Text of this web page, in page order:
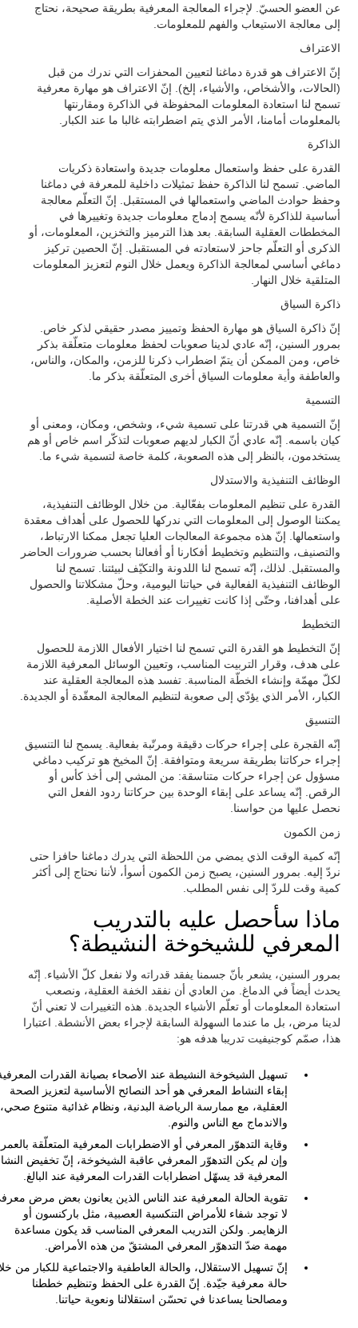
عن العضو الحسيّ. لإجراء المعالجة المعرفية بطريقة صحيحة، نحتاج
إلى معالجة الاستيعاب والفهم للمعلومات.
الاعتراف
إنّ الاعتراف هو قدرة دماغنا لتعيين المحفزات التي ندرك من قبل
(الحالات، والأشخاص، والأشياء، إلخ). إنّ الاعتراف هو مهارة معرفية
تسمح لنا استعادة المعلومات المحفوظة في الذاكرة ومقارنتها
بالمعلومات أمامنا، الأمر الذي يتم اضطرابته غالبا ما عند الكبار.
الذاكرة
القدرة على حفظ واستعمال معلومات جديدة واستعادة ذكريات
الماضي. تسمح لنا الذاكرة حفظ تمثيلات داخلية للمعرفة في دماغنا
وحفظ حوادث الماضي واستعمالها في المستقبل. إنّ التعلّم معالجة
أساسية للذاكرة لأنّه يسمح إدماج معلومات جديدة وتغييرها في
المخططات العقلية السابقة. بعد هذا الترميز والتخزين، المعلومات، أو
الذكرى أو التعلّم جاحز لاستعادته في المستقبل. إنّ الحصين تركيز
دماغي أساسي لمعالجة الذاكرة ويعمل خلال النوم لتعزيز المعلومات
المتلقية خلال النهار.
ذاكرة السياق
إنّ ذاكرة السياق هو مهارة الحفظ وتمييز مصدر حقيقي لذكر خاص.
بمرور السنين، إنّه عادي لدينا صعوبات لحفظ معلومات متعلّقة بذكر
خاص، ومن الممكن أن يتمّ اضطراب ذكرنا للزمن، والمكان، والناس،
والعاطفة وأية معلومات السياق أخرى المتعلّقة بذكر ما.
التسمية
إنّ التسمية هي قدرتنا على تسمية شيء، وشخص، ومكان، ومعنى أو
كيان باسمه. إنّه عادي أنّ الكبار لديهم صعوبات لتذكّر اسم خاص أو هم
يستخدمون، بالنظر إلى هذه الصعوبة، كلمة خاصة لتسمية شيء ما.
الوظائف التنفيذية والاستدلال
القدرة على تنظيم المعلومات بفعّالية. من خلال الوظائف التنفيذية،
يمكننا الوصول إلى المعلومات التي ندركها للحصول على أهداف معقدة
واستعمالها. إنّ هذه مجموعة المعالجات العليا تجعل ممكنا الارتباط،
والتصنيف، والتنظيم وتخطيط أفكارنا أو أفعالنا بحسب ضرورات الحاضر
والمستقبل. لذلك، إنّه تسمح لنا اللدونة والتكيّف لبيئتنا. تسمح لنا
الوظائف التنفيذية الفعالية في حياتنا اليومية، وحلّ مشكلاتنا والحصول
على أهدافنا، وحتّى إذا كانت تغييرات عند الخطة الأصلية.
التخطيط
إنّ التخطيط هو القدرة التي تسمح لنا اختيار الأفعال اللازمة للحصول
على هدف، وقرار التربيت المناسب، وتعيين الوسائل المعرفية اللازمة
لكلّ مهمّة وإنشاء الخطّة المناسبة. تفسد هذه المعالجة العقلية عند
الكبار، الأمر الذي يؤدّي إلى صعوبة لتنظيم المعالجة المعقّدة أو الجديدة.
التنسيق
إنّه القجرة على إجراء حركات دقيقة ومرتّبة بفعالية. يسمح لنا التنسيق
إجراء حركاتنا بطريقة سريعة ومتوافقة. إنّ المخيخ هو تركيب دماغي
مسؤول عن إجراء حركات متناسقة: من المشي إلى أخذ كأس أو
الرقص. إنّه يساعد على إبقاء الوحدة بين حركاتنا ردود الفعل التي
نحصل عليها من حواسنا.
زمن الكمون
إنّه كمية الوقت الذي يمضي من اللحظة التي يدرك دماغنا حافزا حتى
نردّ إليه. بمرور السنين، يصبح زمن الكمون أسوأ، لأننا نحتاج إلى أكثر
كمية وقت للردّ إلى نفس المطلب.
ماذا سأحصل عليه بالتدريب
المعرفي للشيخوخة النشيطة؟
بمرور السنين، يشعر بأنّ جسمنا يفقد قدراته ولا نفعل كلّ الأشياء. إنّه
يحدث أيضاً في الدماغ. من العادي أن نفقد الخفة العقلية، ونصعب
استعادة المعلومات أو تعلّم الأشياء الجديدة. هذه التغييرات لا تعني أنّ
لدينا مرض، بل ما عندما السهولة السابقة لإجراء بعض الأنشطة. اعتبارا
هذا، صمّم كوجنيفيت تدريبا هدفه هو:
تسهيل الشيخوخة النشيطة عند الأصحاء بصيانة القدرات
إبقاء النشاط المعرفي هو أحد النصائح الأساسية لتعزيز الصحة
العقلية، مع ممارسة الرياضة البدنية، ونظام غذائية متنوع صحي،
والاندماج مع الناس والنوم.
وقاية التدهوّر المعرفي أو الاضطرابات المعرفية المتعلّقة
وإن لم يكن التدهوّر المعرفي عاقبة الشيخوخة، إنّ تخفيض
المعرفية قد يسهّل اضطرابات القدرات المعرفية عند البالغ.
تقوية الحالة المعرفية عند الناس الذين يعانون بعض مرض
لا توجد شفاء للأمراض التنكسية العصبية، مثل باركنسون أو
الزهايمر. ولكن التدريب المعرفي المناسب قد يكون مساعدة
مهمة ضدّ التدهوّر المعرفي المشتقّ من هذه الأمراض.
إنّ تسهيل الاستقلال، والحالة العاطفية والاجتماعية للكبار من
حالة معرفية جيّدة. إنّ القدرة على الحفظ وتنظيم خططنا
ومصالحنا يساعدنا في تحسّن استقلالنا ونعوية حياتنا.